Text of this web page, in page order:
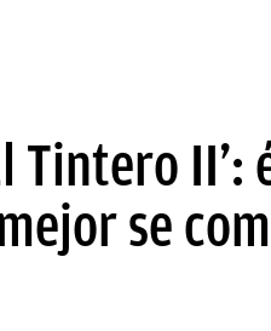
Tintero
se